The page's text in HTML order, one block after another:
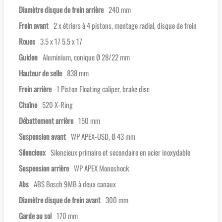
Diamètre disque de frein arrière 240 mm
Frein avant 2 x étriers à 4 pistons, montage radial, disque de frein
Roues 3.5 x 17 5.5 x 17
Guidon Aluminium, conique Ø 28/22 mm
Hauteur de selle 838 mm
Frein arrière 1 Piston Floating caliper, brake disc
Chaîne 520 X-Ring
Débattement arrière 150 mm
Suspension avant WP APEX-USD, Ø 43 mm
Silencieux Silencieux primaire et secondaire en acier inoxydable
Suspension arrière WP APEX Monoshock
Abs ABS Bosch 9MB à deux canaux
Diamètre disque de frein avant 300 mm
Garde au sol 170 mm